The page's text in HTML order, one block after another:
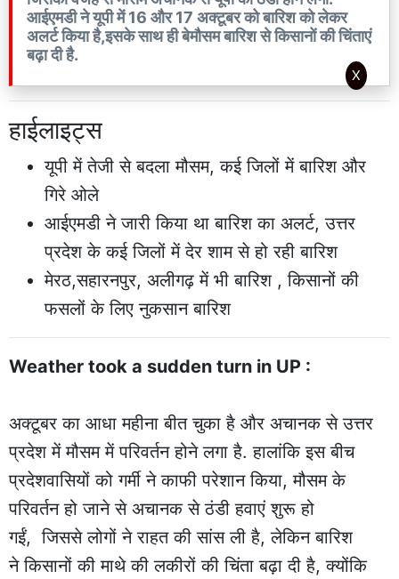
आईएमडी ने यूपी में 16 और 17 अक्टूबर को बारिश को लेकर
अलर्ट किया है,इसके साथ ही बेमौसम बारिश से किसानों की चिंताएं
बढ़ा दी है.
हाईलाइट्स
यूपी में तेजी से बदला मौसम, कई जिलों में बारिश और
गिरे ओले
आईएमडी ने जारी किया था बारिश का अलर्ट, उत्तर
प्रदेश के कई जिलों में देर शाम से हो रही बारिश
मेरठ,सहारनपुर, अलीगढ़ में भी बारिश , किसानों की
फसलों के लिए नुकसान बारिश
Weather took a sudden turn in UP :
अक्टूबर का आधा महीना बीत चुका है और अचानक से उत्तर
प्रदेश में मौसम में परिवर्तन होने लगा है. हालांकि इस बीच
प्रदेशवासियों को गर्मी ने काफी परेशान किया, मौसम के
परिवर्तन हो जाने से अचानक से ठंडी हवाएं शुरू हो
गईं, जिससे लोगों ने राहत की सांस ली है, लेकिन बारिश
ने किसानों की माथे की लकीरों की चिंता बढ़ा दी है, क्योंकि
X